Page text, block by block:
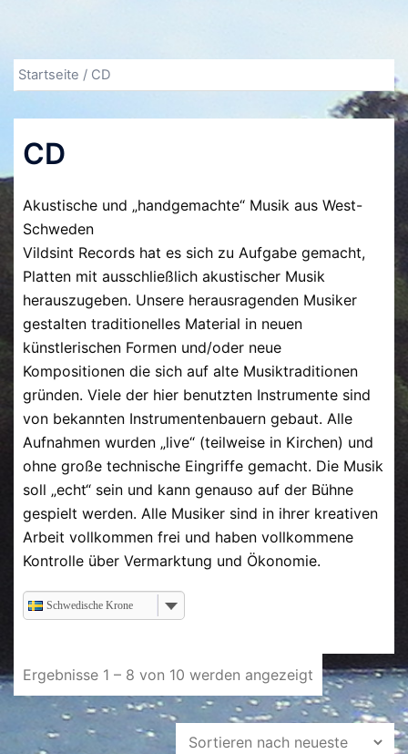
Startseite / CD
CD
Akustische und „handgemachte“ Musik aus West-
Schweden
Vildsint Records hat es sich zu Aufgabe gemacht,
Platten mit ausschließlich akustischer Musik
herauszugeben. Unsere herausragenden Musiker
gestalten traditionelles Material in neuen
künstlerischen Formen und/oder neue
Kompositionen die sich auf alte Musiktraditionen
gründen. Viele der hier benutzten Instrumente sind
von bekannten Instrumentenbauern gebaut. Alle
Aufnahmen wurden „live“ (teilweise in Kirchen) und
ohne große technische Eingriffe gemacht. Die Musik
soll „echt“ sein und kann genauso auf der Bühne
gespielt werden. Alle Musiker sind in ihrer kreativen
Arbeit vollkommen frei und haben vollkommene
Kontrolle über Vermarktung und Ökonomie.
Schwedische Krone
Ergebnisse 1 – 8 von 10 werden angezeigt